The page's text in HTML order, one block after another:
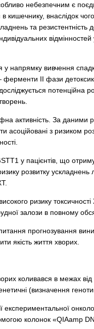
небезпечним є
кишечнику, внаслідок
та
напрямку вивчення
ІІ фази
потенційна
За даними
асоційовані з ризиком
у пацієнтів, що
розвитку
ризику
залози в повному
прогнозування
якість життя хворих.
коливався в межах
(визначення
експериментальної
колонок «QIAamp